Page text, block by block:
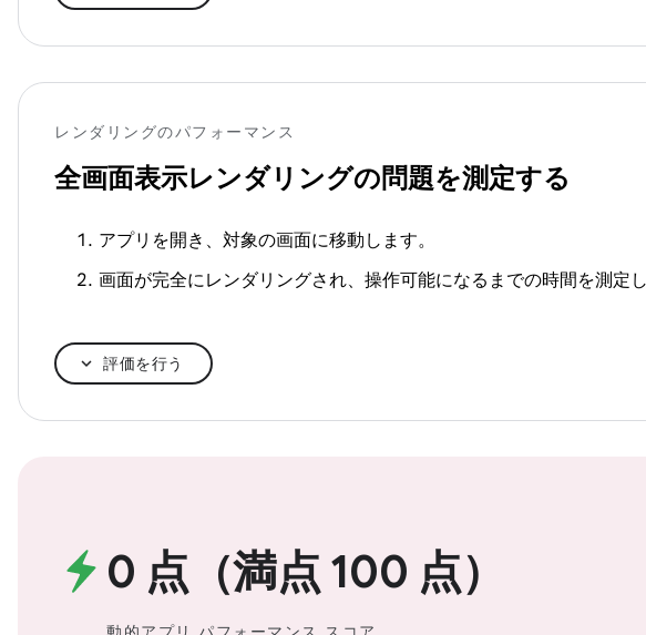
レンダリングのパフォーマンス
全画面表示レンダリングの問題を測定する
アプリを開き、対象の画面に移動します。
画面が完全にレンダリングされ、操作可能になるまでの時間を測定し
評価を行う
0 点（満点 100 点）